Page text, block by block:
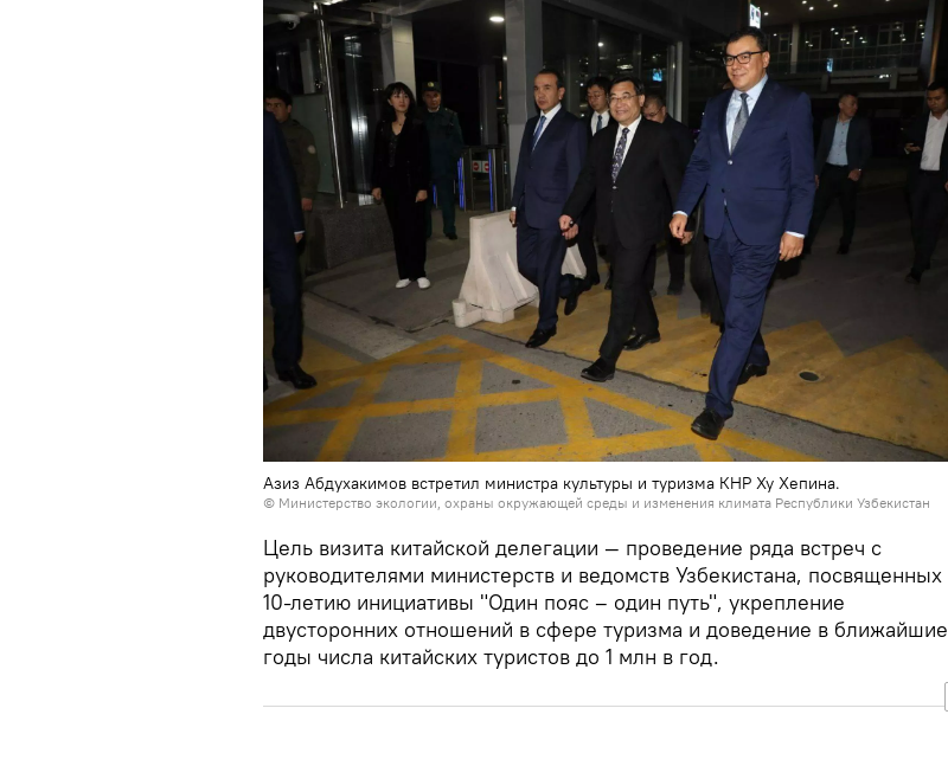
Азиз Абдухакимов встретил министра культуры и туризма КНР Ху Хепина.
© Министерство экологии, охраны окружающей среды и изменения климата Республики Узбекистан
Цель визита китайской делегации — проведение ряда встреч с
руководителями министерств и ведомств Узбекистана, посвященных
10-летию инициативы "Один пояс – один путь", укрепление
двусторонних отношений в сфере туризма и доведение в ближайшие
годы числа китайских туристов до 1 млн в год.